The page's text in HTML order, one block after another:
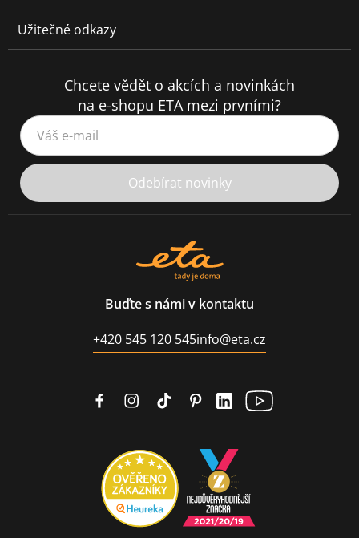
Užitečné odkazy
Chcete vědět o akcích a novinkách
na e-shopu ETA mezi prvními?
Váš e-mail
Odebírat novinky
Buďte s námi v kontaktu
+420 545 120 545info@eta.cz